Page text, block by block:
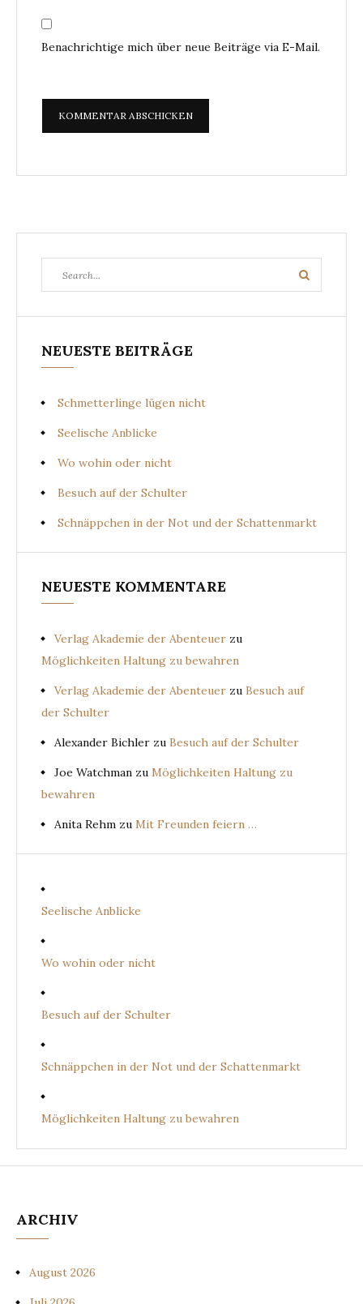
Benachrichtige mich über neue Beiträge via E-Mail.
for:
Search
NEUESTE BEITRÄGE
Schmetterlinge lügen nicht
Seelische Anblicke
Wo wohin oder nicht
Besuch auf der Schulter
Schnäppchen in der Not und der Schattenmarkt
NEUESTE KOMMENTARE
Verlag Akademie der Abenteuer zu
Möglichkeiten Haltung zu bewahren
Verlag Akademie der Abenteuer zu Besuch auf
der Schulter
Alexander Bichler zu Besuch auf der Schulter
Joe Watchman zu Möglichkeiten Haltung zu
bewahren
Anita Rehm zu Mit Freunden feiern …
Seelische Anblicke
Wo wohin oder nicht
Besuch auf der Schulter
Schnäppchen in der Not und der Schattenmarkt
Möglichkeiten Haltung zu bewahren
ARCHIV
August 2026